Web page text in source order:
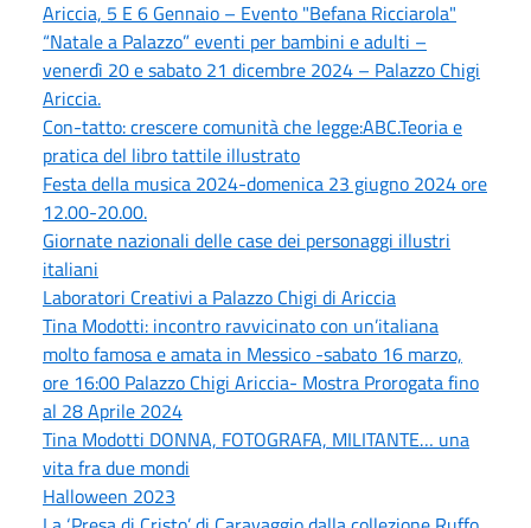
Ariccia, 5 E 6 Gennaio – Evento "Befana Ricciarola"
“Natale a Palazzo” eventi per bambini e adulti –
venerdì 20 e sabato 21 dicembre 2024 – Palazzo Chigi
Ariccia.
Con-tatto: crescere comunità che legge:ABC.Teoria e
pratica del libro tattile illustrato
Festa della musica 2024-domenica 23 giugno 2024 ore
12.00-20.00.
Giornate nazionali delle case dei personaggi illustri
italiani
Laboratori Creativi a Palazzo Chigi di Ariccia
Tina Modotti: incontro ravvicinato con un’italiana
molto famosa e amata in Messico -sabato 16 marzo,
ore 16:00 Palazzo Chigi Ariccia- Mostra Prorogata fino
al 28 Aprile 2024
Tina Modotti DONNA, FOTOGRAFA, MILITANTE… una
vita fra due mondi
Halloween 2023